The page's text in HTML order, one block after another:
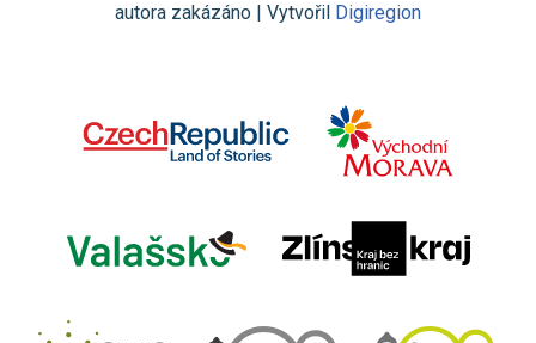
autora zakázáno | Vytvořil Digiregion